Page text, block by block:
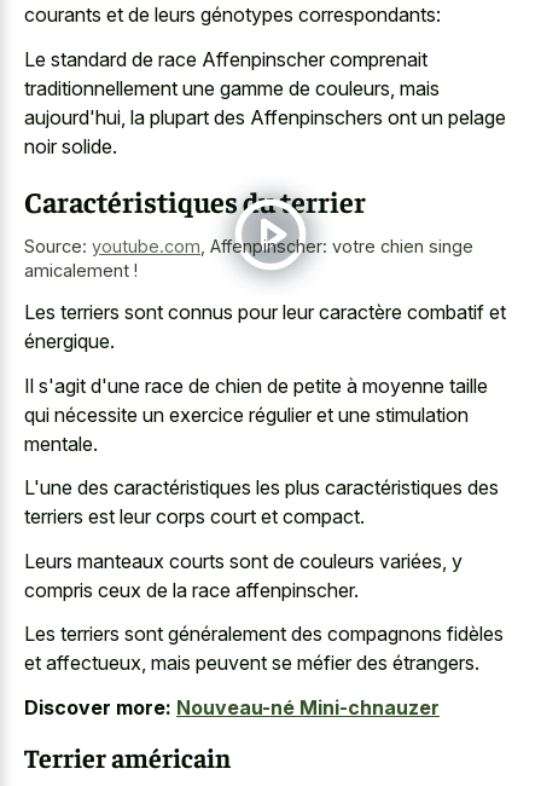
courants et de leurs génotypes correspondants:
Le standard de race Affenpinscher comprenait
traditionnellement une gamme de couleurs, mais
aujourd'hui, la plupart des Affenpinschers ont un pelage
noir solide.
Caractéristiques du terrier
Source: youtube.com Affenpinscher: votre chien singe
amicalement !
Les terriers sont connus pour leur caractère combatif et
énergique.
Il s'agit d'une race de chien de petite à moyenne taille
qui nécessite un exercice régulier et une stimulation
mentale.
L'une des caractéristiques les plus caractéristiques des
terriers est leur corps court et compact.
Leurs manteaux courts sont de couleurs variées, y
compris ceux de la race affenpinscher.
Les terriers sont généralement des compagnons fidèles
et affectueux, mais peuvent se méfier des étrangers.
Discover more: Nouveau-né Mini-chnauzer
Terrier américain